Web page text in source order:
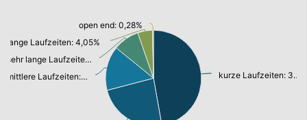
kurze Laufzeiten: 38,45%
mittlere Laufzeiten: 12,15%
sehr lange Laufzeiten: 7,20%
lange Laufzeiten: 4,05%
open end: 0,28%